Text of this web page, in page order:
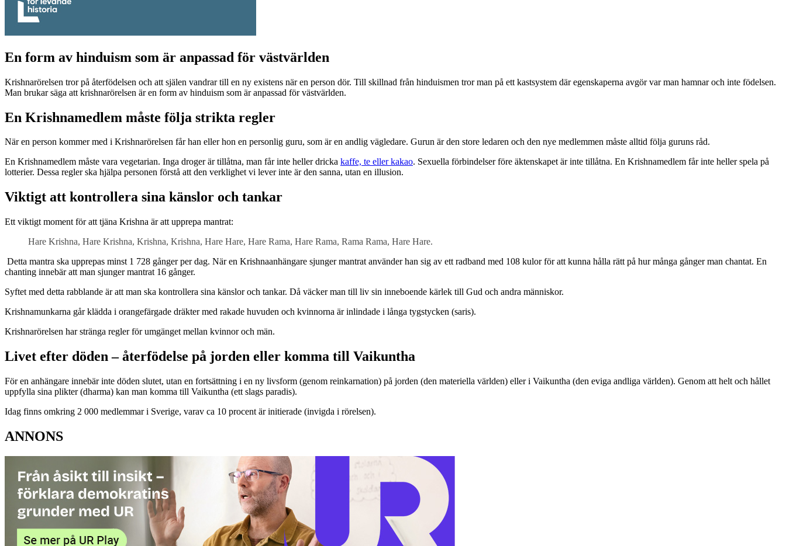
En form av hinduism som är anpassad för västvärlden
Krishnarörelsen tror på återfödelsen och att själen vandrar till en ny existens när en person dör. Till skillnad från hinduismen tror man på ett kastsystem där egenskaperna avgör var man hamnar och inte födelsen.
Man brukar säga att krishnarörelsen är en form av hinduism som är anpassad för västvärlden.
En Krishnamedlem måste följa strikta regler
När en person kommer med i Krishnarörelsen får han eller hon en personlig guru, som är en andlig vägledare. Gurun är den store ledaren och den nye medlemmen måste alltid följa guruns råd.
En Krishnamedlem måste vara vegetarian. Inga droger är tillåtna, man får inte heller dricka kaffe, te eller kakao. Sexuella förbindelser före äktenskapet är inte tillåtna. En Krishnamedlem får inte heller spela på
lotterier. Dessa regler ska hjälpa personen förstå att den verklighet vi lever inte är den sanna, utan en illusion.
Viktigt att kontrollera sina känslor och tankar
Ett viktigt moment för att tjäna Krishna är att upprepa mantrat:
Hare Krishna, Hare Krishna, Krishna, Krishna, Hare Hare, Hare Rama, Hare Rama, Rama Rama, Hare Hare.
Detta mantra ska upprepas minst 1 728 gånger per dag. När en Krishnaanhängare sjunger mantrat använder han sig av ett radband med 108 kulor för att kunna hålla rätt på hur många gånger man chantat. En
chanting innebär att man sjunger mantrat 16 gånger.
Syftet med detta rabblande är att man ska kontrollera sina känslor och tankar. Då väcker man till liv sin inneboende kärlek till Gud och andra människor.
Krishnamunkarna går klädda i orangefärgade dräkter med rakade huvuden och kvinnorna är inlindade i långa tygstycken (saris).
Krishnarörelsen har stränga regler för umgänget mellan kvinnor och män.
Livet efter döden – återfödelse på jorden eller komma till Vaikuntha
För en anhängare innebär inte döden slutet, utan en fortsättning i en ny livsform (genom reinkarnation) på jorden (den materiella världen) eller i Vaikuntha (den eviga andliga världen). Genom att helt och hållet
uppfylla sina plikter (dharma) kan man komma till Vaikuntha (ett slags paradis).
Idag finns omkring 2 000 medlemmar i Sverige, varav ca 10 procent är initierade (invigda i rörelsen).
ANNONS